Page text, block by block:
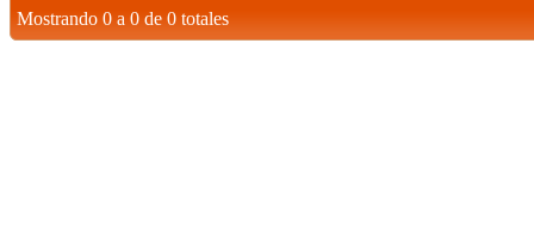
Mostrando 0 a 0 de 0 totales